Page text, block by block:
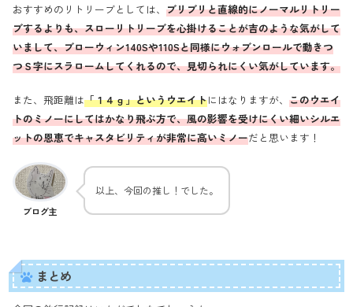
おすすめのリトリーブとしては、 ブリブリと直線的にノーマルリトリー
ブするよりも、スローリトリーブを心掛けることが吉のような気がして
いまして、ブローウィン140Sや110Sと同様にウォブンロールで動きつ
つＳ字にスラロームしてくれるので、見切られにくい気がしています。
また、飛距離は「１４ｇ」というウエイトにはなりますが、 このウエイ
トのミノーにしてはかなり飛ぶ方で、風の影響を受けにくい細いシルエ
ットの恩恵でキャスタビリティが非常に高いミノーだと思います！
ブログ主
以上、今回の推し！でした。
まとめ